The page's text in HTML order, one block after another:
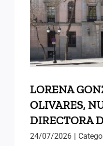
LORENA
OLIVARES,
DIRECTORA
24/07/2026 |